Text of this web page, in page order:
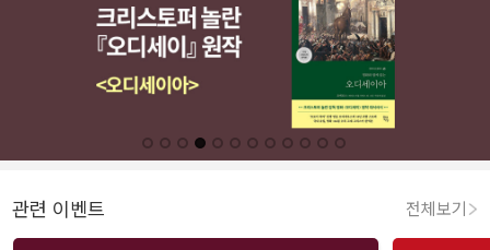
관련 이벤트 전체보기